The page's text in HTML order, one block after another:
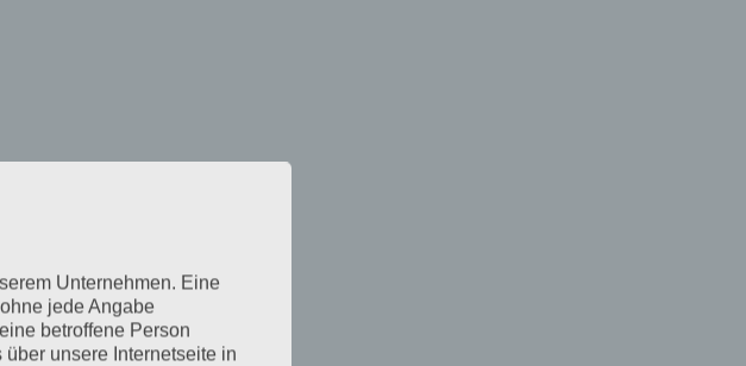
Unternehmen. Eine
jede Angabe
betroffene Person
unsere Internetseite in